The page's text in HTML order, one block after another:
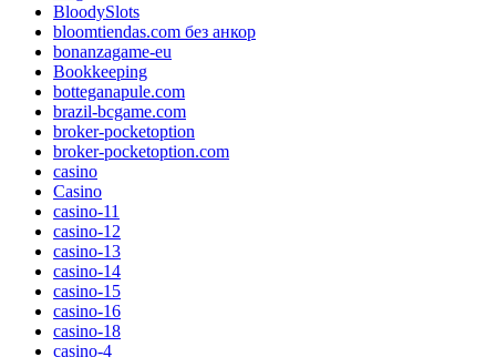
BloodySlots
bloomtiendas.com без анкор
bonanzagame-eu
Bookkeeping
botteganapule.com
brazil-bcgame.com
broker-pocketoption
broker-pocketoption.com
casino
Casino
casino-11
casino-12
casino-13
casino-14
casino-15
casino-16
casino-18
casino-4